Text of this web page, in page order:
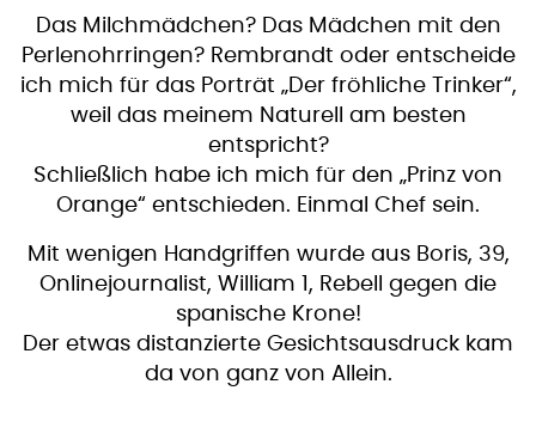
Das Milchmädchen? Das Mädchen mit den
Perlenohrringen? Rembrandt oder entscheide
ich mich für das Porträt „Der fröhliche Trinker“,
weil das meinem Naturell am besten
entspricht?
Schließlich habe ich mich für den „Prinz von
Orange“ entschieden. Einmal Chef sein.
Mit wenigen Handgriffen wurde aus Boris, 39,
Onlinejournalist, William 1, Rebell gegen die
spanische Krone!
Der etwas distanzierte Gesichtsausdruck kam
da von ganz von Allein.